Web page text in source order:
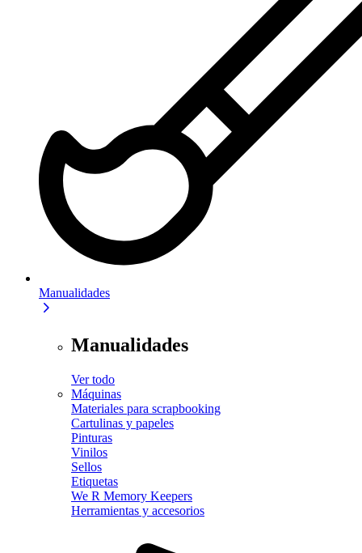
Manualidades
Manualidades
Ver todo
Máquinas
Materiales para scrapbooking
Cartulinas y papeles
Pinturas
Vinilos
Sellos
Etiquetas
We R Memory Keepers
Herramientas y accesorios